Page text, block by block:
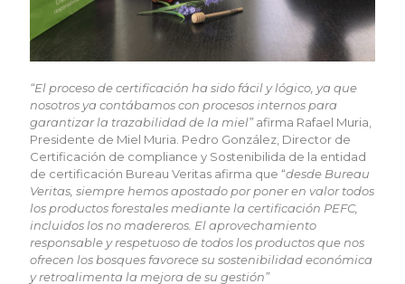
“El proceso de certificación ha sido fácil y lógico, ya que
nosotros ya contábamos con procesos internos para
garantizar la trazabilidad de la miel”afirma Rafael Muria,
Presidente de Miel Muria. Pedro González, Director de
Certificación de compliance y Sostenibilida de la entidad
de certificación Bureau Veritas afirma que “desde Bureau
Veritas, siempre hemos apostado por poner en valor todos
los productos forestales mediante la certificación PEFC,
incluidos los no madereros. El aprovechamiento
responsable y respetuoso de todos los productos que nos
ofrecen los bosques favorece su sostenibilidad económica
y retroalimenta la mejora de su gestión”